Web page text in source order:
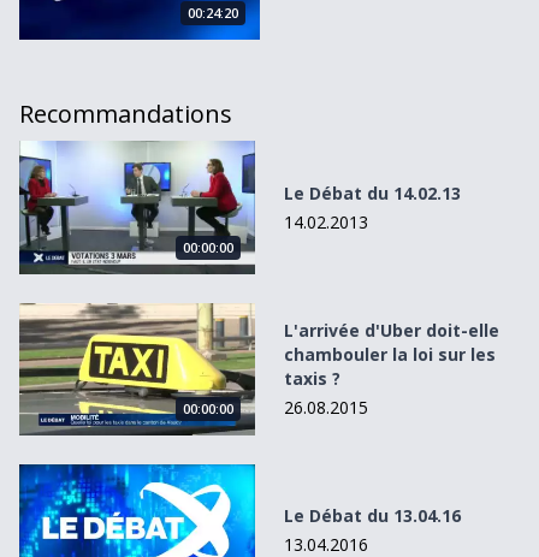
00:24:20
Recommandations
Le Débat du 14.02.13
00:00:00
Le Débat du 14.02.13
14.02.2013
L&#039;arrivée d&#039;Uber doit-elle chambouler la loi
00:00:00
L'arrivée d'Uber doit-elle
chambouler la loi sur les
taxis ?
26.08.2015
Le Débat du 13.04.16
Le Débat du 13.04.16
13.04.2016